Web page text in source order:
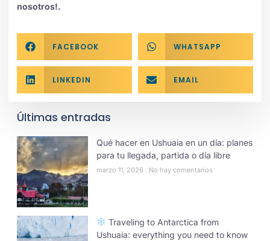
nosotros!.
FACEBOOK WHATSAPP
LINKEDIN EMAIL
Últimas entradas
Qué hacer en Ushuaia en un día: planes
para tu llegada, partida o día libre
marzo 11, 2026 No hay comentarios
Traveling to Antarctica from
Ushuaia: everything you need to know